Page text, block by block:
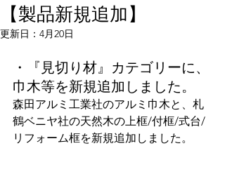
【製品新規追加】
更新日： 4月20日
・『見切り材』カテゴリーに、
巾木等を新規追加しました。
森田アルミ工業社のアルミ巾木と、札
鶴ベニヤ社の天然木の上框/付框/式台/
リフォーム框を新規追加しました。